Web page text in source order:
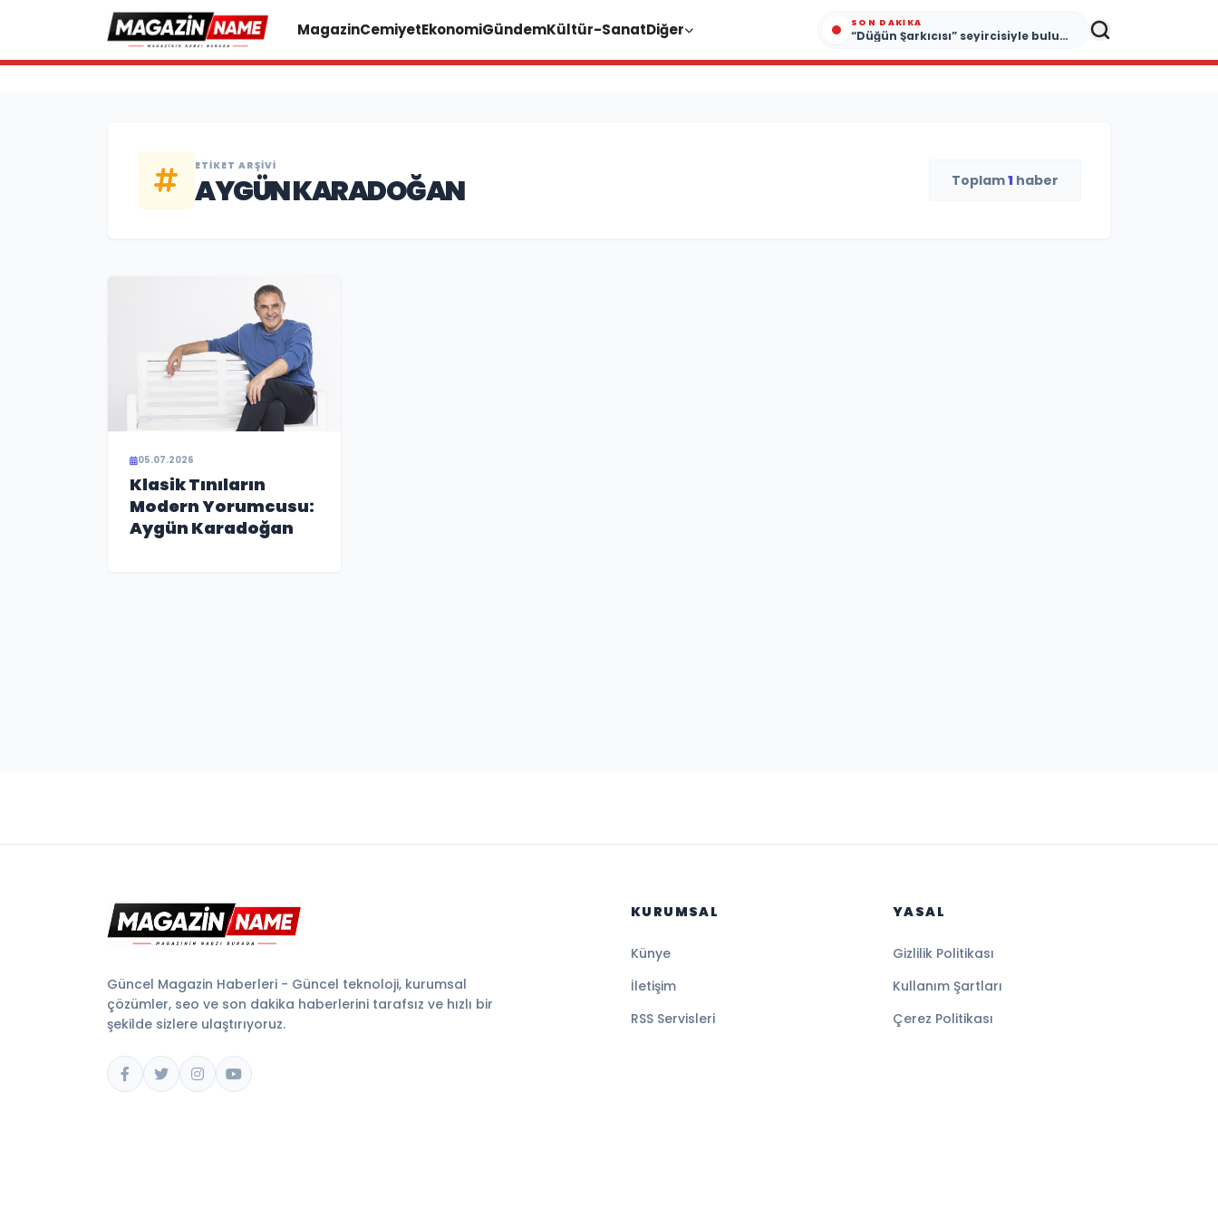
MagazinCemiyetEkonomiGündemKültür-SanatDiğer SON DAKIKA
“Düğün Şarkıcısı” seyircisiyle buluşmak için gün sayıyor
ETIKET ARŞIVI
AYGÜN KARADOĞAN Toplam1 haber
05.07.2026
Klasik Tınıların
Modern Yorumcusu:
Aygün Karadoğan
Güncel Magazin Haberleri - Güncel teknoloji, kurumsal
çözümler, seo ve son dakika haberlerini tarafsız ve hızlı bir
şekilde sizlere ulaştırıyoruz.
KURUMSAL
Künye
İletişim
RSS Servisleri
YASAL
Gizlilik Politikası
Kullanım Şartları
Çerez Politikası